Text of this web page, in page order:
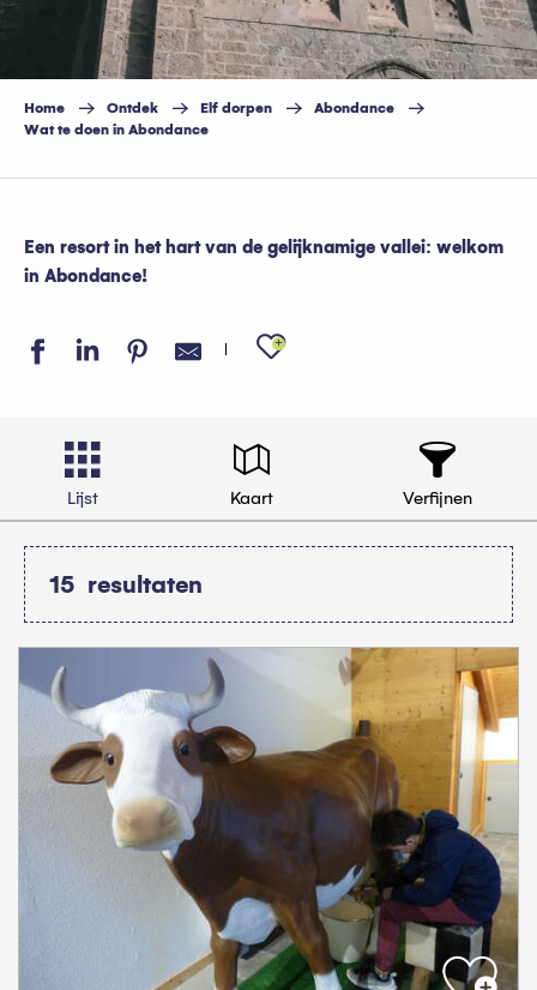
Home Ontdek Elf dorpen
Abondance
Wat te doen in Abondance
Een resort in het hart van de gelijknamige vallei: welkom
in Abondance!
Ajouter aux
Lijst Kaart Verfijnen
15 resultaten